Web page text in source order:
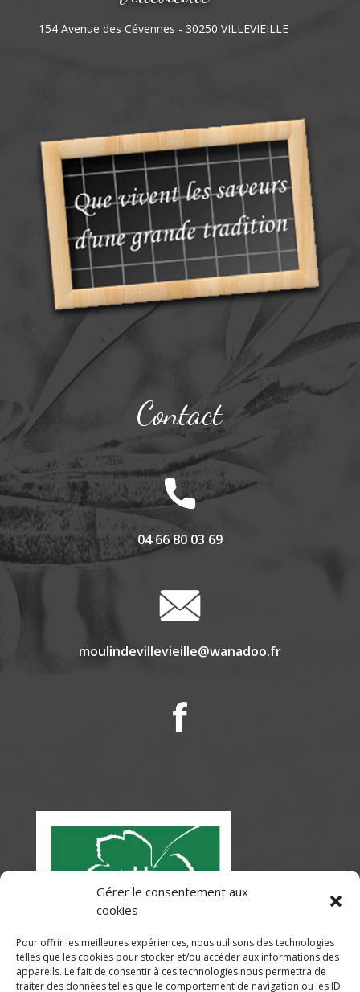
Gérer le consentement aux
cookies
Pour offrir les meilleures expériences, nous utilisons des technologies
telles que les cookies pour stocker et/ou accéder aux informations des
appareils. Le fait de consentir à ces technologies nous permettra de
traiter des données telles que le comportement de navigation ou les ID
154 Avenue des Cévennes - 30250 VILLEVIEILLE
Contact
04 66 80 03 69
moulindevillevieille@wanadoo.fr